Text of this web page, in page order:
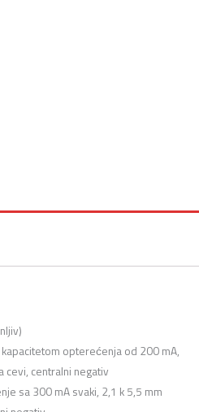
kapacitetom opterećenja od 200 mA,
cevi, centralni negativ
sa 300 mA svaki, 2,1 k 5,5 mm